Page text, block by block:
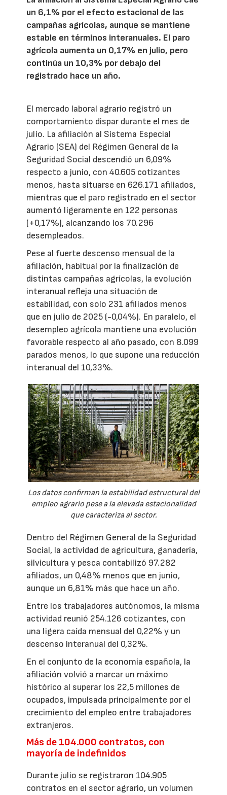
un 6,1% por el efecto estacional de las
campañas agrícolas, aunque se mantiene
estable en términos interanuales. El paro
agrícola aumenta un 0,17% en julio, pero
continúa un 10,3% por debajo del
registrado hace un año.
El mercado laboral agrario registró un
comportamiento dispar durante el mes de
julio. La afiliación al Sistema Especial
Agrario (SEA) del Régimen General de la
Seguridad Social descendió un 6,09%
respecto a junio, con 40.605 cotizantes
menos, hasta situarse en 626.171 afiliados,
mientras que el paro registrado en el sector
aumentó ligeramente en 122 personas
(+0,17%), alcanzando los 70.296
desempleados.
Pese al fuerte descenso mensual de la
afiliación, habitual por la finalización de
distintas campañas agrícolas, la evolución
interanual refleja una situación de
estabilidad, con solo 231 afiliados menos
que en julio de 2025 (-0,04%). En paralelo, el
desempleo agrícola mantiene una evolución
favorable respecto al año pasado, con 8.099
parados menos, lo que supone una reducción
interanual del 10,33%.
Los datos confirman la estabilidad estructural del
empleo agrario pese a la elevada estacionalidad
que caracteriza al sector.
Dentro del Régimen General de la Seguridad
Social, la actividad de agricultura, ganadería,
silvicultura y pesca contabilizó 97.282
afiliados, un 0,48% menos que en junio,
aunque un 6,81% más que hace un año.
Entre los trabajadores autónomos, la misma
actividad reunió 254.126 cotizantes, con
una ligera caída mensual del 0,22% y un
descenso interanual del 0,32%.
En el conjunto de la economía española, la
afiliación volvió a marcar un máximo
histórico al superar los 22,5 millones de
ocupados, impulsada principalmente por el
crecimiento del empleo entre trabajadores
extranjeros.
Más de 104.000 contratos, con
mayoría de indefinidos
Durante julio se registraron 104.905
contratos en el sector agrario, un volumen